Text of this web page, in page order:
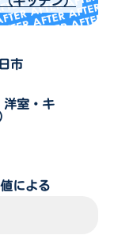
市
洋室・キ
による